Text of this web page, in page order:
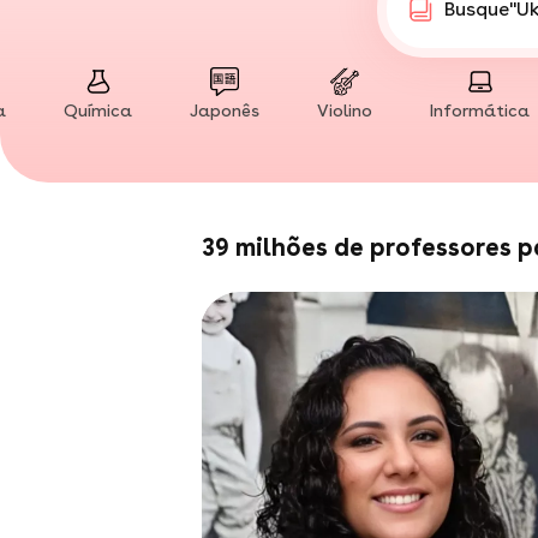
Busque
Química Japonês Violino Informática
39 milhões de professores